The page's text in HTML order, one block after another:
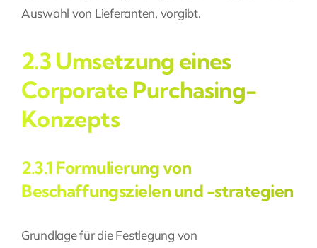
Auswahl von Lieferanten, vorgibt.
2.3 Umsetzung eines
Corporate Purchasing-
Konzepts
2.3.1 Formulierung von
Beschaffungszielen und -strategien
Grundlage für die Festlegung von